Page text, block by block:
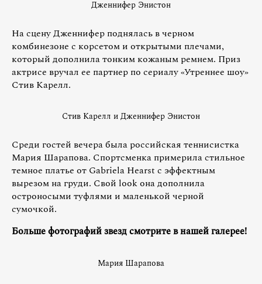
Дженнифер Энистон
На сцену Дженнифер поднялась в черном
комбинезоне с корсетом и открытыми плечами,
который дополнила тонким кожаным ремнем. Приз
актрисе вручал ее партнер по сериалу «Утреннее шоу»
Стив Карелл.
Стив Карелл и Дженнифер Энистон
Среди гостей вечера была российская теннисистка
Мария Шарапова. Спортсменка примерила стильное
темное платье от Gabriela Hearst с эффектным
вырезом на груди. Свой look она дополнила
остроносыми туфлями и маленькой черной
сумочкой.
Больше фотографий звезд смотрите в нашей галерее!
Мария Шарапова